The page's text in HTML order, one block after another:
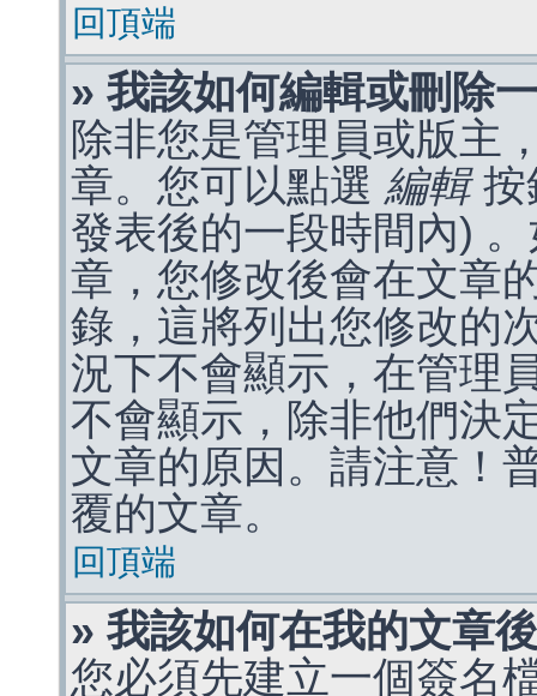
回頂端
» 我該如何編輯或刪除
除非您是管理員或版主
章。您可以點選 編輯按
發表後的一段時間內)
章，您修改後會在文章
錄，這將列出您修改的
況下不會顯示，在管理
不會顯示，除非他們決
文章的原因。請注意！
覆的文章。
回頂端
» 我該如何在我的文章
您必須先建立一個簽名